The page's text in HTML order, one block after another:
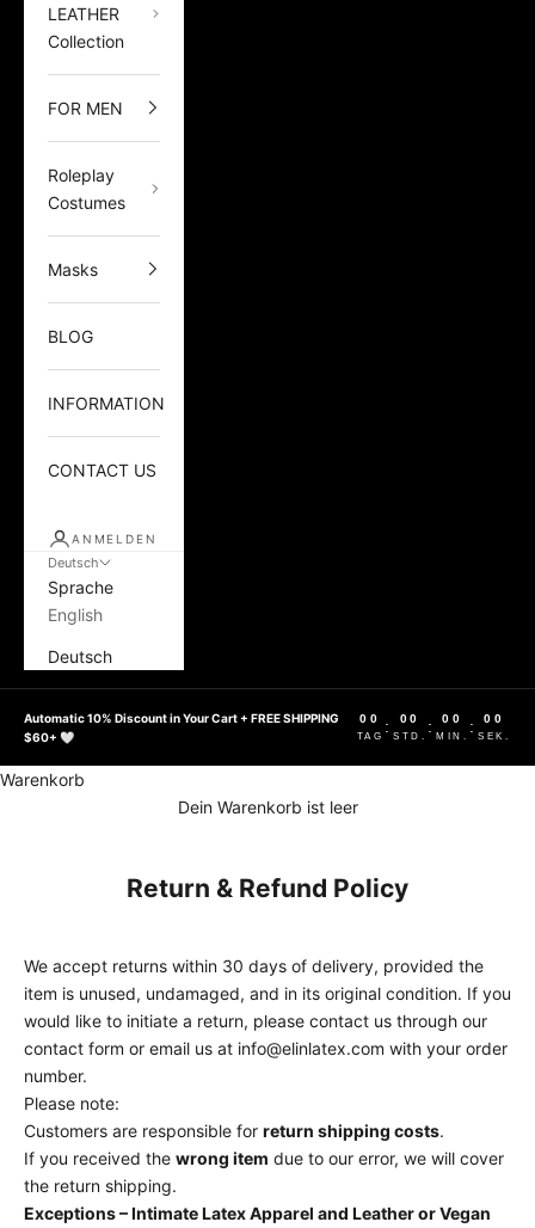
LEATHER
Collection
FOR MEN
Roleplay
Costumes
Masks
BLOG
INFORMATION
CONTACT US
ANMELDEN
Deutsch
Sprache
English
Deutsch
Automatic 10% Discount in Your Cart + FREE SHIPPING
$60+ 🤍
00
TAG
: 00
STD.
: 00
MIN.
: 00
SEK.
Warenkorb
Dein Warenkorb ist leer
Return & Refund Policy
We accept returns within 30 days of delivery, provided the
item is unused, undamaged, and in its original condition. If you
would like to initiate a return, please contact us through our
contact form or email us at info@elinlatex.com with your order
number.
Please note:
Customers are responsible for return shipping costs.
If you received the wrong item due to our error, we will cover
the return shipping.
Exceptions – Intimate Latex Apparel and Leather or Vegan